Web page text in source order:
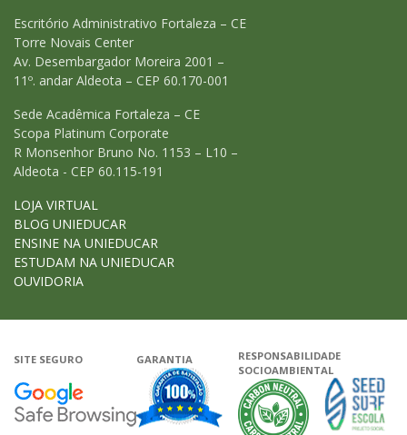
Escritório Administrativo Fortaleza – CE
Torre Novais Center
Av. Desembargador Moreira 2001 –
11º. andar Aldeota – CEP 60.170-001
Sede Acadêmica Fortaleza – CE
Scopa Platinum Corporate
R Monsenhor Bruno No. 1153 – L10 –
Aldeota - CEP 60.115-191
LOJA VIRTUAL
BLOG UNIEDUCAR
ENSINE NA UNIEDUCAR
ESTUDAM NA UNIEDUCAR
OUVIDORIA
SITE SEGURO
Google - Status do site no
GARANTIA
Garantia de satisfação
RESPONSABILIDADE
SOCIOAMBIENTAL
A